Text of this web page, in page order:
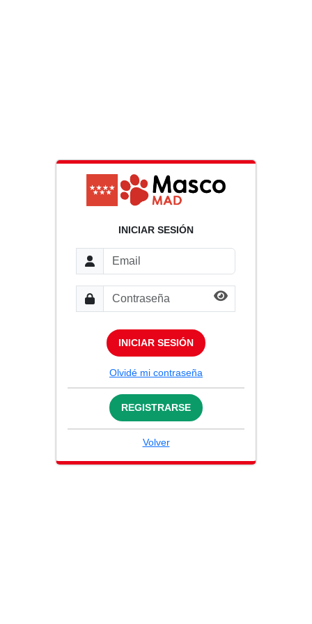
INICIAR SESIÓN
INICIAR SESIÓN
Olvidé mi contraseña
REGISTRARSE
Volver